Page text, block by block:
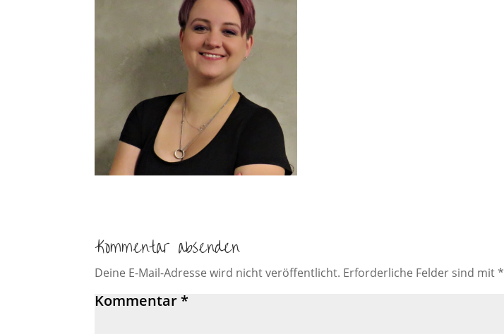
Kommentar absenden
Deine E-Mail-Adresse wird nicht veröffentlicht. Erforderliche Felder sind mit*